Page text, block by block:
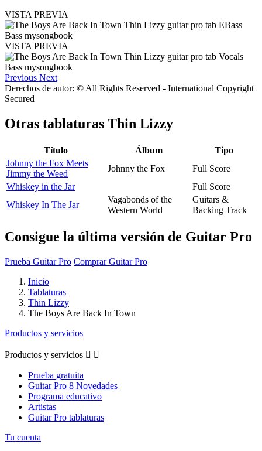
VISTA PREVIA
VISTA PREVIA
Previous Next
Derechos de autor: © All Rights Reserved - International Copyright
Secured
Otras tablaturas Thin Lizzy
Título Álbum
Tipo
Johnny the Fox Meets
Jimmy the Weed
Johnny the Fox
Full Score
Whiskey in the Jar
Full Score
Whiskey In The Jar
Vagabonds of the
Western World
Guitars &
Backing Track
Consigue la última versión de Guitar Pro
Prueba Guitar Pro Comprar Guitar Pro
Inicio
Tablaturas
Thin Lizzy
The Boys Are Back In Town
Productos y servicios
Productos y servicios  
Prueba gratuita
Guitar Pro 8 Novedades
Programa educativo
Artistas
Guitar Pro tablaturas
Tu cuenta